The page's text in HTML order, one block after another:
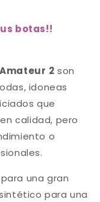
botas!!
2 son
idoneas
que
calidad, pero
o
una gran
para una